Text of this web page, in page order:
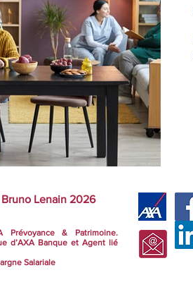
Lenain 2026
Prévoyance & Patrimoine.
d’AXA Banque et Agent lié
Salariale